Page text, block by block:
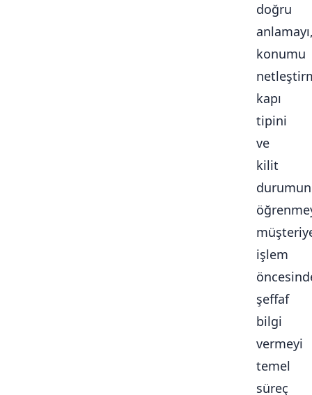
doğru
konumu
kapı
tipini
ve
kilit
işlem
şeffaf
bilgi
vermeyi
temel
süreç